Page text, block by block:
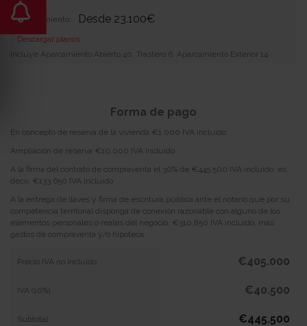
Equipamiento: Desde 23.100€
Descargar planos
Incluye Aparcamiento Abierto 40, Trastero 6, Aparcamiento Exterior 14
Forma de pago
En concepto de reserva de la vivienda €1.000 IVA incluido
Ampliación de reserva €10.000 IVA incluido
A la firma del contrato de compraventa el 30% de €445.500 IVA incluido, es
decir, €133.650 IVA incluido
A la entrega de llaves y firma de escritura pública ante el notario que por su
competencia territorial disponga de conexión razonable con alguno de los
elementos personales o reales del negocio, €310.850 IVA incluido, más
gastos de compraventa y/o hipoteca
Precio IVA no incluido €405.000
IVA (10%) €40.500
Subtotal €445.500